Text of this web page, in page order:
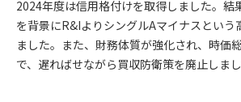
2024年度は信用格付けを取得しました。結
を背景にR&IよりシングルAマイナスという
ました。また、財務体質が強化され、時価
で、遅ればせながら買収防衛策を廃止しまし